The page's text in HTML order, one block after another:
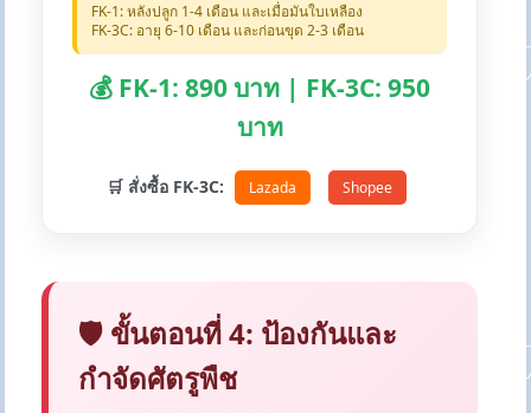
FK-1: หลังปลูก 1-4 เดือน และเมื่อมันใบเหลือง
FK-3C: อายุ 6-10 เดือน และก่อนขุด 2-3 เดือน
💰 FK-1: 890 บาท | FK-3C: 950
บาท
🛒 สั่งซื้อ FK-3C: Lazada Shopee
🛡️ ขั้นตอนที่ 4: ป้องกันและ
กำจัดศัตรูพืช